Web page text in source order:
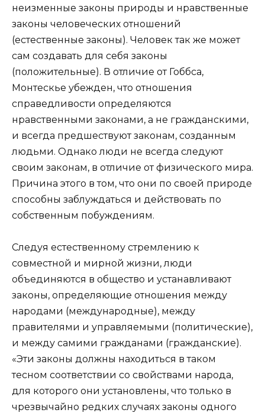
неизменные законы природы и нравственные
законы человеческих отношений
(естественные законы). Человек так же может
сам создавать для себя законы
(положительные). В отличие от Гоббса,
Монтескье убежден, что отношения
справедливости определяются
нравственными законами, а не гражданскими,
и всегда предшествуют законам, созданным
людьми. Однако люди не всегда следуют
своим законам, в отличие от физического мира.
Причина этого в том, что они по своей природе
способны заблуждаться и действовать по
собственным побуждениям.
Следуя естественному стремлению к
совместной и мирной жизни, люди
объединяются в общество и устанавливают
законы, определяющие отношения между
народами (международные), между
правителями и управляемыми (политические),
и между самими гражданами (гражданские).
«Эти законы должны находиться в таком
тесном соответствии со свойствами народа,
для которого они установлены, что только в
чрезвычайно редких случаях законы одного